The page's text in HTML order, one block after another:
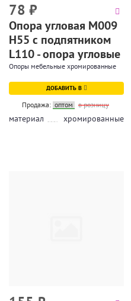
78 ₽
Опора угловая М009
Н55 с подпятником
L110 - опора угловые
Опоры мебельные хромированные
ДОБАВИТЬ В
Продажа: оптом в розницу
материал хромированные